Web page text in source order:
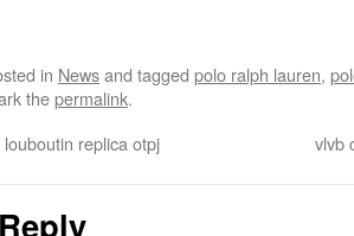
in Newsand tagged polo ralph lauren,
thepermalink.
replica otpj vlvb